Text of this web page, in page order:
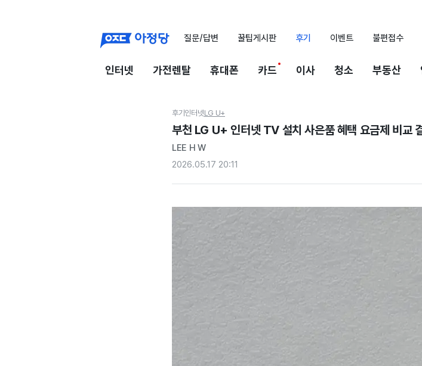
질문/답변 꿀팁게시판 후기 이벤트 불편접수
인터넷 가전렌탈 휴대폰 카드 이사 청소 부동산
후기 인터넷LG U+
부천 LG U+ 인터넷 TV 설치 사은품 혜택 요금제 비교
LEE H W
2026.05.17 20:11